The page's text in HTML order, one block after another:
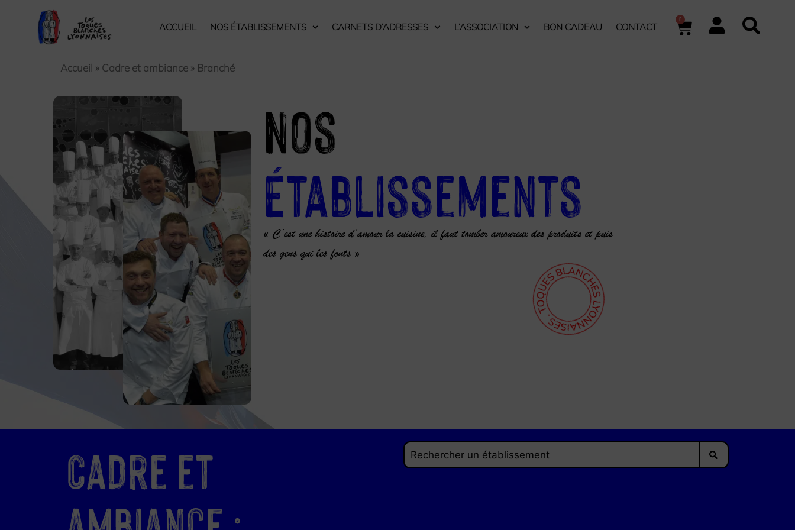
ACCUEIL NOS ÉTABLISSEMENTS CARNETS D’ADRESSES L’ASSOCIATION BON CADEAU CONTACT
0
Accueil » Cadre et ambiance » Branché
Nos
Établissements
« C’est une histoire d’amour la cuisine, il faut tomber amoureux des produits et puis
des gens qui les fonts »
Cadre et